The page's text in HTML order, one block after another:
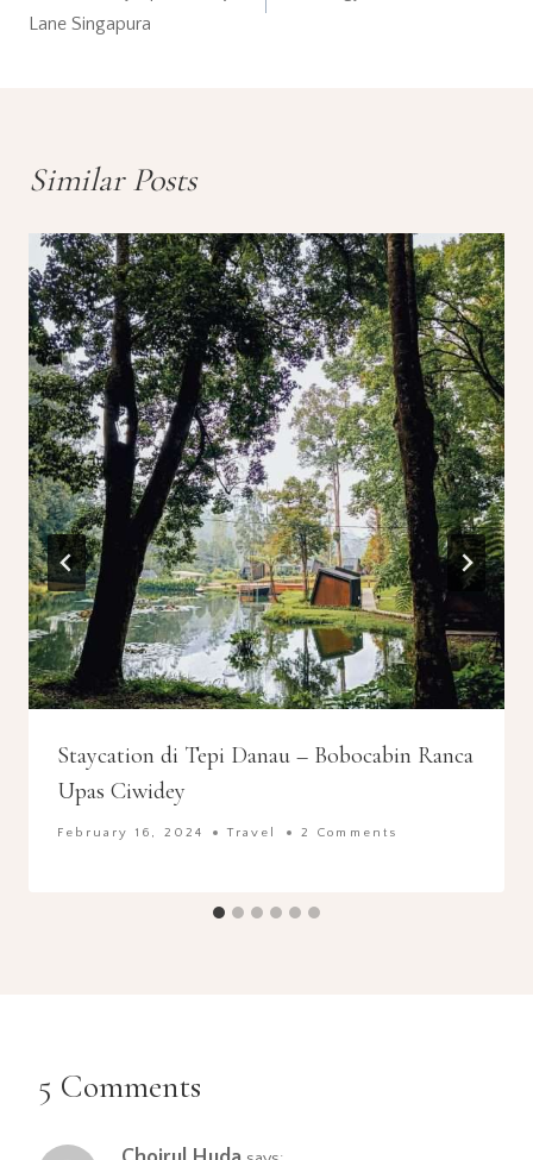
Lane Singapura
Similar Posts
Staycation di Tepi Danau – Bobocabin Ranca
Upas Ciwidey
February 16, 2024 Travel 2 Comments
5 Comments